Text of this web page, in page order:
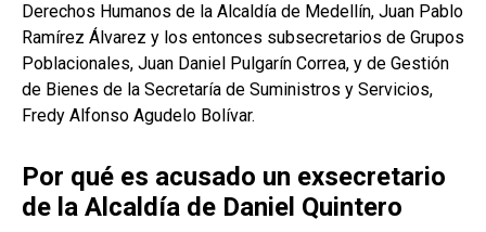
Derechos Humanos de la Alcaldía de Medellín, Juan Pablo
Ramírez Álvarez y los entonces subsecretarios de Grupos
Poblacionales, Juan Daniel Pulgarín Correa, y de Gestión
de Bienes de la Secretaría de Suministros y Servicios,
Fredy Alfonso Agudelo Bolívar.
Por qué es acusado un exsecretario
de la Alcaldía de Daniel Quintero